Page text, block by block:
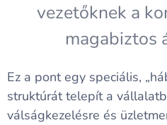
vezetőknek a
magabiztos
Ez a pont egy speciális,
struktúrát telepít a
válságkezelésre és